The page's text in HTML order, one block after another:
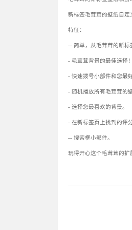
新标签毛茸茸的壁纸自定
特征：
-- 简单，从毛茸茸的新标
- 毛茸茸背景的最佳选择！
- 快速拨号小部件和您最
- 随机播放所有毛茸茸的
- 选择您最喜欢的背景。
- 在新标签页上找到的评
-- 搜索框小部件。
玩得开心这个毛茸茸的扩